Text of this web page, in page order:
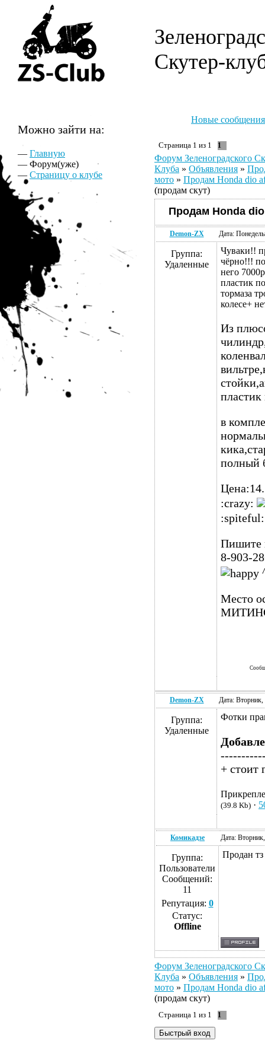
Скутер-
Можно зайти на:
— Главную
— Форум(уже)
— Страницу о клубе
Новые сообщения
Страница 1 из 1 1
Форум Зеленоградского
Клуба » Объявления »
мото » Продам Honda dio
(продам скут)
Продам Honda
Demon-ZX Дата:
Группа:
Удаленные
Чуваки!!
чёрно!!!
него
пластик
тормаза
колесе+
Из
в
полный
:crazy:
:spiteful:
Пишите
8-903-
Место
Demon-ZX Дата:
Группа:
Удаленные
Фотки
+ стоит
(39.8 Kb) ·
Комикадзе Дата:
Группа:
Пользователи
Сообщений:
11
Репутация: 0
Статус:
Offline
Продан тз
Форум Зеленоградского
Клуба » Объявления »
мото » Продам Honda dio
(продам скут)
Страница 1 из 1 1